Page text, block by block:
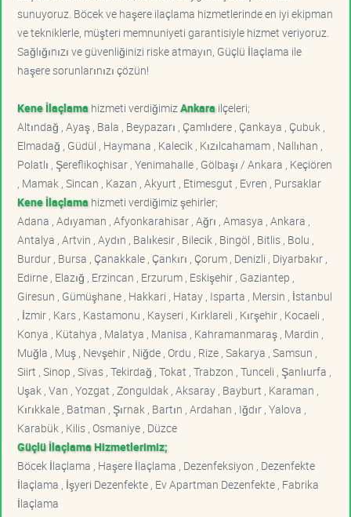
sunuyoruz. Böcek ve haşere ilaçlama hizmetlerinde en iyi ekipman
ve tekniklerle, müşteri memnuniyeti garantisiyle hizmet veriyoruz.
Sağlığınızı ve güvenliğinizi riske atmayın, Güçlü İlaçlama ile
haşere sorunlarınızı çözün!
Kene İlaçlama hizmeti verdiğimiz Ankara ilçeleri;
Altındağ , Ayaş , Bala , Beypazarı , Çamlıdere , Çankaya , Çubuk ,
Elmadağ , Güdül , Haymana , Kalecik , Kızılcahamam , Nallıhan ,
Polatlı , Şereflikoçhisar , Yenimahalle , Gölbaşı / Ankara , Keçiören
, Mamak , Sincan , Kazan , Akyurt , Etimesgut , Evren , Pursaklar
Kene İlaçlama hizmeti verdiğimiz şehirler;
Adana , Adıyaman , Afyonkarahisar , Ağrı , Amasya , Ankara ,
Antalya , Artvin , Aydın , Balıkesir , Bilecik , Bingöl , Bitlis , Bolu ,
Burdur , Bursa , Çanakkale , Çankırı , Çorum , Denizli , Diyarbakır ,
Edirne , Elazığ , Erzincan , Erzurum , Eskişehir , Gaziantep ,
Giresun , Gümüşhane , Hakkari , Hatay , Isparta , Mersin , İstanbul
, İzmir , Kars , Kastamonu , Kayseri , Kırklareli , Kırşehir , Kocaeli ,
Konya , Kütahya , Malatya , Manisa , Kahramanmaraş , Mardin ,
Muğla , Muş , Nevşehir , Niğde , Ordu , Rize , Sakarya , Samsun ,
Siirt , Sinop , Sivas , Tekirdağ , Tokat , Trabzon , Tunceli , Şanlıurfa ,
Uşak , Van , Yozgat , Zonguldak , Aksaray , Bayburt , Karaman ,
Kırıkkale , Batman , Şırnak , Bartın , Ardahan , Iğdır , Yalova ,
Karabük , Kilis , Osmaniye , Düzce
Güçlü İlaçlama Hizmetlerimiz;
Böcek İlaçlama , Haşere İlaçlama , Dezenfeksiyon , Dezenfekte
İlaçlama , İşyeri Dezenfekte , Ev Apartman Dezenfekte , Fabrika
İlaçlama